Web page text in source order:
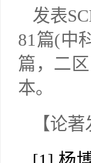
发表
81 篇(中
篇，二区
本。
【论著